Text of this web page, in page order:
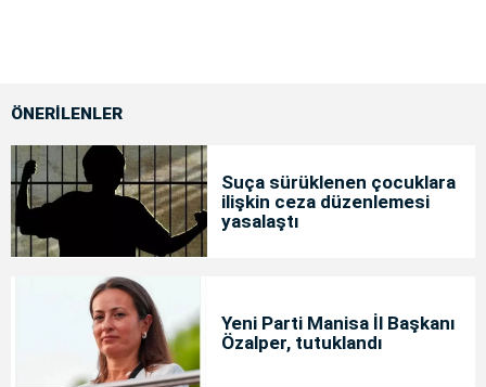
ÖNERİLENLER
Suça sürüklenen çocuklara
ilişkin ceza düzenlemesi
yasalaştı
Yeni Parti Manisa İl Başkanı
Özalper, tutuklandı